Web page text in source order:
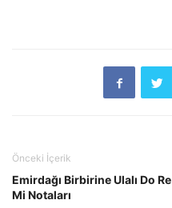
Önceki İçerik
Emirdağı Birbirine Ulalı Do Re
Mi Notaları